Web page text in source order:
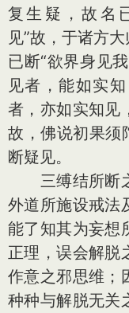
复生疑，故名
见”故，于诸方
已断“欲界身见
见者，能如实
者，亦如实知见
故，佛说初果须
断疑见。
三缚结所断之
外道所施设戒法
能了知其为妄想
正理，误会解脱
作意之邪思维；
种种与解脱无关